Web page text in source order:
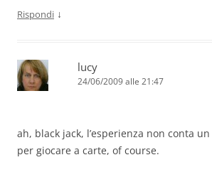
Rispondi ↓
lucy
24/06/2009 alle 21:47
ah, black jack, l’esperienza non conta
per giocare a carte, of course.